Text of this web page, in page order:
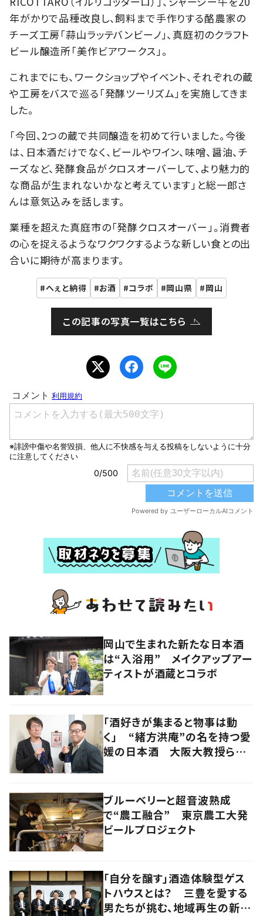
年がかりで品種改良し、飼料まで手作りする酪農家の
チーズ工房「蒜山ラッテバンビーノ」、真庭初のクラフト
ビール醸造所「美作ビアワークス」。
これまでにも、ワークショップやイベント、それぞれの蔵
や工房をバスで巡る「発酵ツーリズム」を実施してきま
した。
「今回、2つの蔵で共同醸造を初めて行いました。今後
は、日本酒だけでなく、ビールやワイン、味噌、醤油、チ
ーズなど、発酵食品がクロスオーバーして、より魅力的
な商品が生まれないかなと考えています」と総一郎さ
んは意気込みを話します。
業種を超えた真庭市の「発酵クロスオーバー」。消費者
の心を捉えるようなワクワクするような新しい食との出
合いに期待が高まります。
へぇと納得 お酒 コラボ 岡山県 岡山
この記事の写真一覧はこちら
岡山で生まれた新たな日本酒
は“入浴用” メイクアップアー
ティストが酒蔵とコラボ
「酒好きが集まると物事は動
く」 “緒方洪庵”の名を持つ愛
媛の日本酒 大阪大教授らの
ブルーベリーと超音波熟成
で“農工融合” 東京農工大発
ビールプロジェクト
「自分を醸す」酒造体験型ゲス
トハウスとは？ 三豊を愛する
男たちが挑む、地域再生の新し